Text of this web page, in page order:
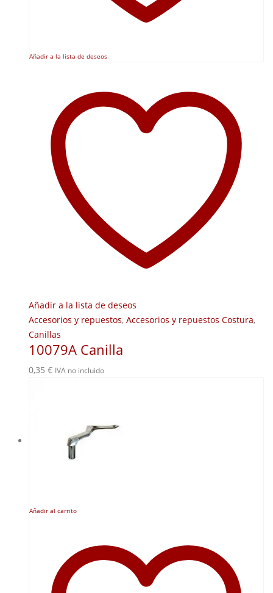
Añadir a la lista de deseos
Añadir a la lista de deseos
Accesorios y repuestos, Accesorios y repuestos Costura,
Canillas
10079A Canilla
0,35 € IVA no incluido
Añadir al carrito